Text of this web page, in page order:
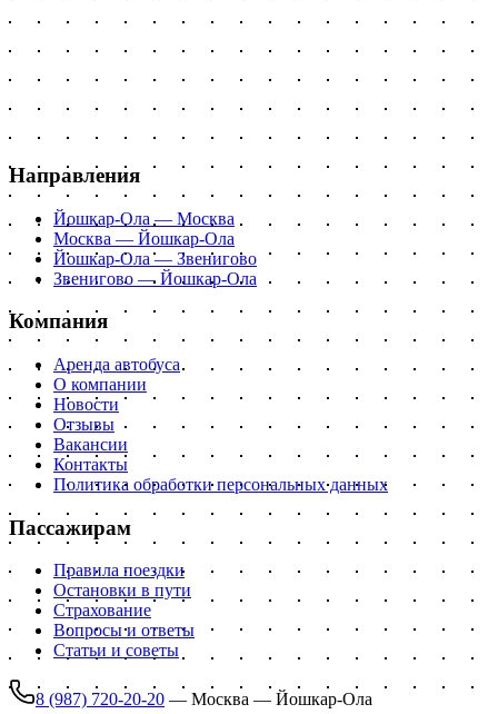
Направления
Йошкар-Ола — Москва
Москва — Йошкар-Ола
Йошкар-Ола — Звенигово
Звенигово — Йошкар-Ола
Компания
Аренда автобуса
О компании
Новости
Отзывы
Вакансии
Контакты
Политика обработки персональных данных
Пассажирам
Правила поездки
Остановки в пути
Страхование
Вопросы и ответы
Статьи и советы
8 (987) 720-20-20 — Москва — Йошкар-Ола